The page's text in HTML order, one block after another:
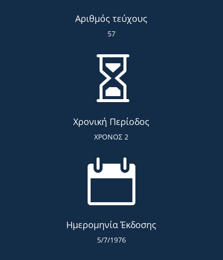
Αριθμός τεύχους
57

Χρονική Περίοδος
ΧΡΟΝΟΣ 2

Ημερομηνία Έκδοσης
5/7/1976